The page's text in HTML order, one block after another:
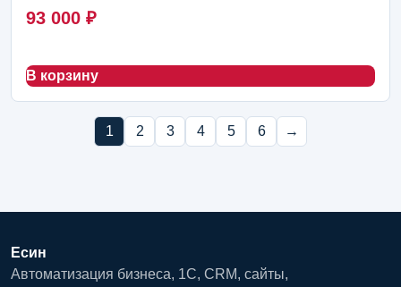
93 000 ₽
В корзину
1 2 3 4 5 6 →
Есин
Автоматизация бизнеса, 1С, CRM, сайты,